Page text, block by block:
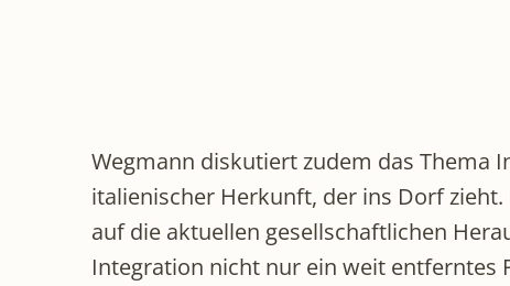
Wegmann diskutiert zudem das Thema
italienischer Herkunft, der ins Dorf
auf die aktuellen gesellschaftlichen
Integration nicht nur ein weit entferntes